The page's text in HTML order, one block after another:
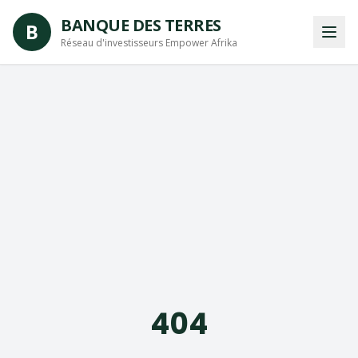
B BANQUE DES TERRES
Réseau d'investisseurs Empower Afrika
404